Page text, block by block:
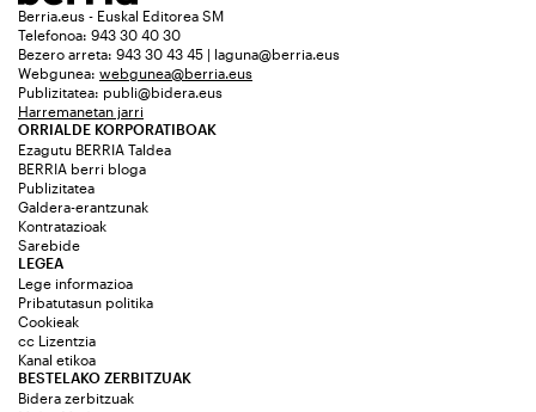
Berria.eus - Euskal Editorea SM
Telefonoa: 943 30 40 30
Bezero arreta: 943 30 43 45 | laguna@berria.eus
Webgunea: webgunea@berria.eus
Publizitatea: publi@bidera.eus
Harremanetan jarri
ORRIALDE KORPORATIBOAK
Ezagutu BERRIA Taldea
BERRIA berri bloga
Publizitatea
Galdera-erantzunak
Kontratazioak
Sarebide
LEGEA
Lege informazioa
Pribatutasun politika
Cookieak
cc Lizentzia
Kanal etikoa
BESTELAKO ZERBITZUAK
Bidera zerbitzuak